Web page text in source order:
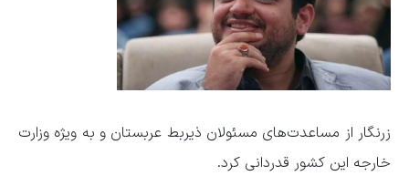
زرنگار از مساعدت‌های مسئولان ذیربط عربستان و به ویژه وزارت
خارجه این کشور قدردانی کرد.